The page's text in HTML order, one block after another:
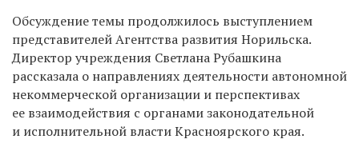
Обсуждение темы продолжилось выступлением
представителей Агентства развития Норильска.
Директор учреждения Светлана Рубашкина
рассказала о направлениях деятельности автономной
некоммерческой организации и перспективах
ее взаимодействия с органами законодательной
и исполнительной власти Красноярского края.